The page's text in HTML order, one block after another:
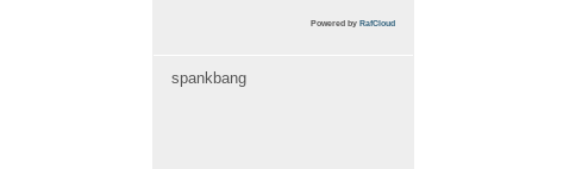
Powered by RafCloud
spankbang